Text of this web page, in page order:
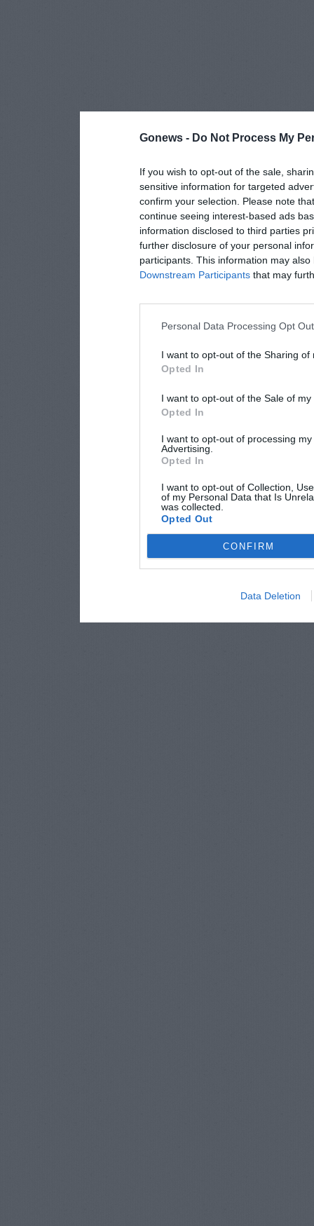
Gonews - Do Not Process My
If you wish to opt-out of the sale,
sensitive information for targeted
confirm your selection. Please note
continue seeing interest-based ads
information disclosed to third parties
further disclosure of your personal
participants. This information may
Downstream Participants that may
Personal Data Processing Opt
I want to opt-out of the Sharing of
Opted In
I want to opt-out of the Sale of
Opted In
I want to opt-out of processing
Advertising.
Opted In
I want to opt-out of Collection,
of my Personal Data that Is
was collected.
Opted Out
CONFIRM
Data Deletion